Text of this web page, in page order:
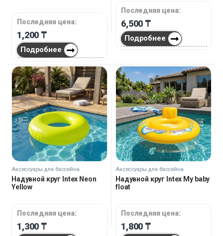
Последняя цена:
1,200 ₸
Подробнее
Последняя цена:
6,500 ₸
Подробнее
Аксессуары для бассейна
Надувной круг Intex Neon
Yellow
Последняя цена:
1,300 ₸
Аксессуары для бассейна
Надувной круг Intex My baby
float
Последняя цена:
1,800 ₸